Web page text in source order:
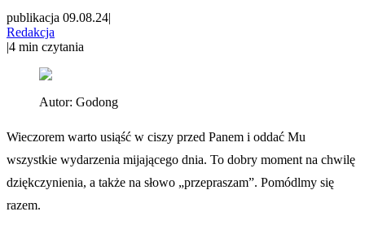
publikacja 09.08.24|
Redakcja
|4 min czytania
Autor: Godong
Wieczorem warto usiąść w ciszy przed Panem i oddać Mu
wszystkie wydarzenia mijającego dnia. To dobry moment na chwilę
dziękczynienia, a także na słowo „przepraszam”. Pomódlmy się
razem.